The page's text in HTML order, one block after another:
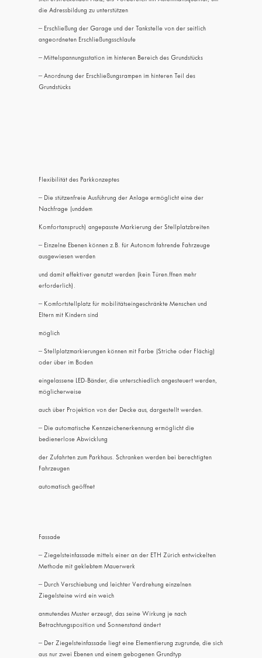
die Adressbildung zu unterstützen
– Erschließung der Garage und der Tankstelle von der seitlich
angeordneten Erschließungsschlaufe
– Mittelspannungsstation im hinteren Bereich des Grundstücks
– Anordnung der Erschließungsrampen im hinteren Teil des
Grundstücks
Flexibilität des Parkkonzeptes
– Die stützenfreie Ausführung der Anlage ermöglicht eine der
Nachfrage (unddem
Komfortanspruch) angepasste Markierung der Stellplatzbreiten
– Einzelne Ebenen können z.B. für Autonom fahrende Fahrzeuge
ausgewiesen werden
und damit effektiver genutzt werden (kein Türen.ffnen mehr
erforderlich).
– Komfortstellplatz für mobilitätseingeschränkte Menschen und
Eltern mit Kindern sind
möglich
– Stellplatzmarkierungen können mit Farbe (Striche oder Flächig)
oder über im Boden
eingelassene LED-Bänder, die unterschiedlich angesteuert werden,
möglicherweise
auch über Projektion von der Decke aus, dargestellt werden.
– Die automatische Kennzeichenerkennung ermöglicht die
bedienerlose Abwicklung
der Zufahrten zum Parkhaus. Schranken werden bei berechtigten
Fahrzeugen
automatisch geöffnet
Fassade
– Ziegelsteinfassade mittels einer an der ETH Zürich entwickelten
Methode mit geklebtem Mauerwerk
– Durch Verschiebung und leichter Verdrehung einzelnen
Ziegelsteine wird ein weich
anmutendes Muster erzeugt, das seine Wirkung je nach
Betrachtungsposition und Sonnenstand ändert
– Der Ziegelsteinfassade liegt eine Elementierung zugrunde, die sich
aus nur zwei Ebenen und einem gebogenen Grundtyp